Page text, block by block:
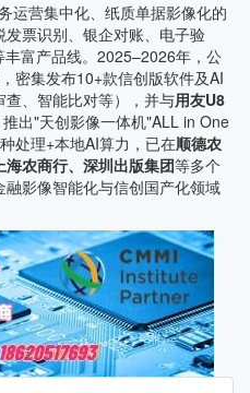
运营集中化、纸质单据影像化的
票识别、银企对账、电子验
富产品线。2025–2026年，公
密集发布10+款信创版软件及AI
、智能比对等），并与用友U8
出"天创影像一体机"ALL in One
处理+本地AI算力，已在顺德农
农商行、深圳出版集团等多个
影像智能化与信创国产化领域